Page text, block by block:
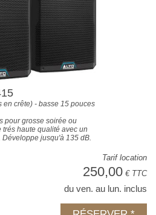
en crête) - basse 15 pouces
pour grosse soirée ou
haute qualité avec un
jusqu'à 135 dB.
Tarif location
250,00 € TTC
du ven. au lun. inclus